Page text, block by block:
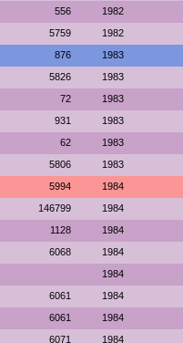
556 1982
5759 1982
876 1983
5826 1983
72 1983
931 1983
62 1983
5806 1983
5994 1984
146799 1984
1128 1984
6068 1984
1984
6061 1984
6061 1984
6071 1984